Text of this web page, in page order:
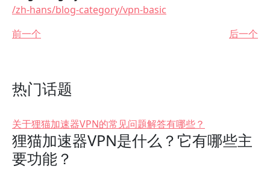
/zh-hans/blog-category/vpn-basic
前一个
后一个
热门话题
关于狸猫加速器VPN的常见问题解答有哪些？
狸猫加速器VPN是什么？它有哪些主
要功能？